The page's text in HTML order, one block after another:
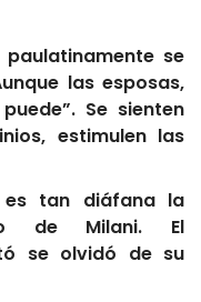
se
las esposas,
Se sienten
estimulen las
es tan diáfana la
de Milani. El
se olvidó de su